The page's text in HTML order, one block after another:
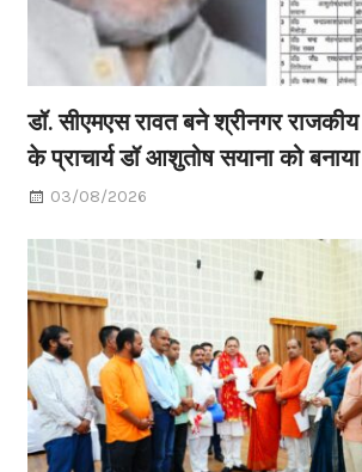
डॉ. सीएमएस रावत बने श्रीनगर
के प्राचार्य डॉ आशुतोष सयाना को
03/08/2026